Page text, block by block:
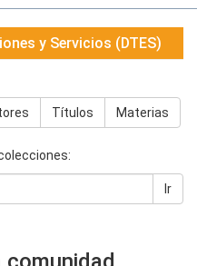
y Servicios (DTES)
Títulos Materias
Ir